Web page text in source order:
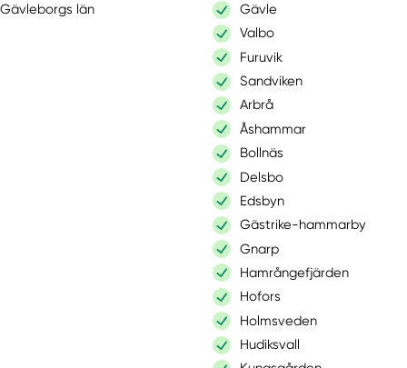
Gävleborgs län
Gävle
Valbo
Furuvik
Sandviken
Arbrå
Åshammar
Bollnäs
Delsbo
Edsbyn
Gästrike-hammarby
Gnarp
Hamrångefjärden
Hofors
Holmsveden
Hudiksvall